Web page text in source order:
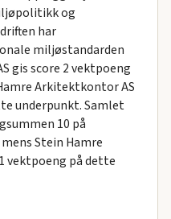
og
har
miljøstandarden
gis score 2 vektpoeng
Arkitektkontor AS
underpunkt. Samlet
10 på
Stein Hamre
vektpoeng på dette